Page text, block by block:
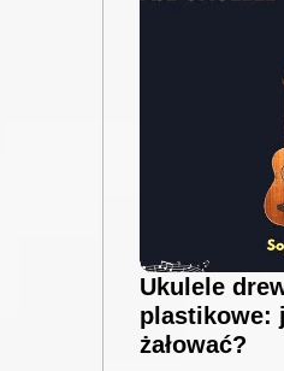
Ukulele
plastikowe:
żałować?